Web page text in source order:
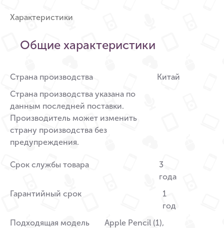
Характеристики
Общие характеристики
Страна производства
Страна производства указана по
данным последней поставки.
Производитель может изменить
страну производства без
предупреждения.
Китай
Срок службы товара
3
года
Гарантийный срок
1
год
Подходящая модель
Apple Pencil (1),